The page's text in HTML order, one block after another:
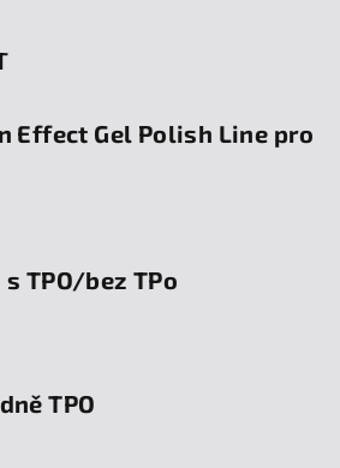
Effect Gel Polish Line pro
TPO/bez TPo
TPO